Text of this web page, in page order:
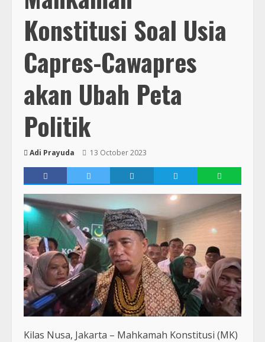
Konstitusi Soal Usia
Capres-Cawapres
akan Ubah Peta
Politik
Adi Prayuda 13 October 2023
Kilas Nusa, Jakarta – Mahkamah Konstitusi (MK)